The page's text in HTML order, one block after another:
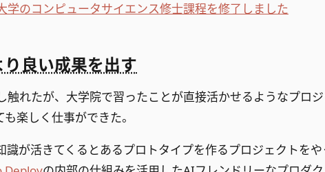
学のコンピュータサイエンス修士課程を修了しました
良い成果を出す
触れたが、大学院で習ったことが直接活かせるようなプロ
楽しく仕事ができた。
識が活きてくるとあるプロトタイプを作るプロジェクトを